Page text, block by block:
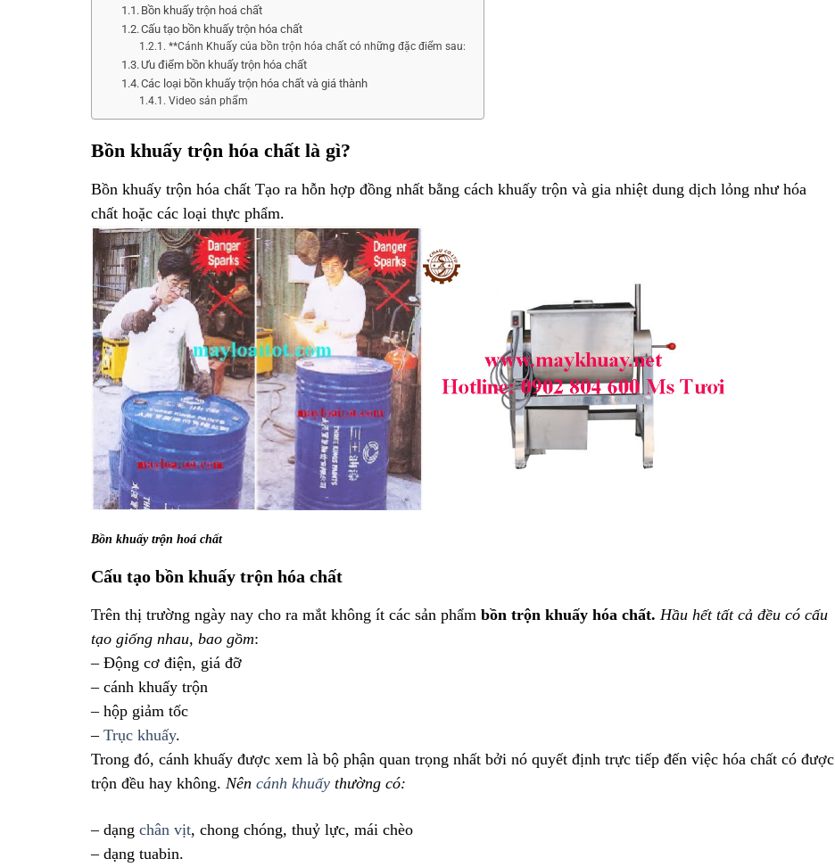
Bồn khuấy trộn hoá chất
Cấu tạo bồn khuấy trộn hóa chất
**Cánh Khuấy của bồn trộn hóa chất có những đặc điểm sau:
Ưu điểm bồn khuấy trộn hóa chất
Các loại bồn khuấy trộn hóa chất và giá thành
Video sản phẩm
Bồn khuấy trộn hóa chất là gì?
Bồn khuấy trộn hóa chất Tạo ra hỗn hợp đồng nhất bằng cách khuấy trộn và gia nhiệt dung dịch lỏng như hóa
chất hoặc các loại thực phẩm.
Bồn khuấy trộn hoá chất
Cấu tạo bồn khuấy trộn hóa chất
Trên thị trường ngày nay cho ra mắt không ít các sản phẩm bồn trộn khuấy hóa chất. Hầu hết tất cả đều có cấu
tạo giống nhau, bao gồm:
– Động cơ điện, giá đỡ
– cánh khuấy trộn
– hộp giảm tốc
– Trục khuấy.
Trong đó, cánh khuấy được xem là bộ phận quan trọng nhất bởi nó quyết định trực tiếp đến việc hóa chất có được
trộn đều hay không. Nên cánh khuấy thường có:
– dạng chân vịt, chong chóng, thuỷ lực, mái chèo
– dạng tuabin.